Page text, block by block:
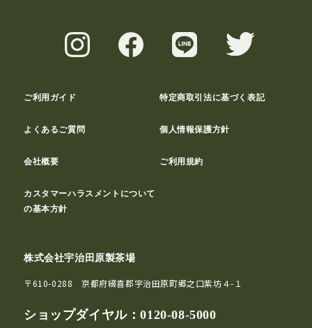
ご利用ガイド 特定商取引法に基づく表記
よくあるご質問 個人情報保護方針
会社概要 ご利用規約
カスタマーハラスメントについて
の基本方針
株式会社宇治田原製茶場
〒610-0288 京都府綴喜郡宇治田原町郷之口紫坊４-１
ショップダイヤル：0120-08-5000